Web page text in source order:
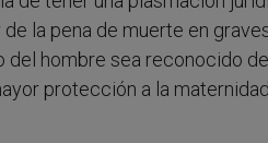
la pena de muerte en
del hombre sea reconocido
protección a la